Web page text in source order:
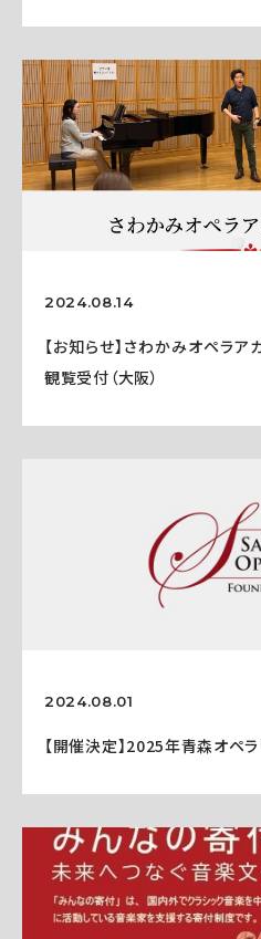
2024.08.14
【お知らせ】さわかみオペラ
観覧受付（大阪）
2024.08.01
【開催決定】2025年青森オペラ